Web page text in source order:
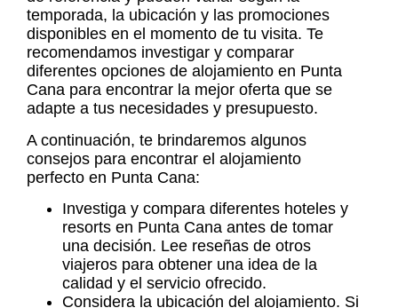
temporada, la ubicación y las promociones
disponibles en el momento de tu visita. Te
recomendamos investigar y comparar
diferentes opciones de alojamiento en Punta
Cana para encontrar la mejor oferta que se
adapte a tus necesidades y presupuesto.
A continuación, te brindaremos algunos
consejos para encontrar el alojamiento
perfecto en Punta Cana:
Investiga y compara diferentes hoteles y
resorts en Punta Cana antes de tomar
una decisión. Lee reseñas de otros
viajeros para obtener una idea de la
calidad y el servicio ofrecido.
Considera la ubicación del alojamiento. Si